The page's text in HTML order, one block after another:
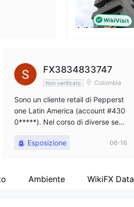
FX3834833747
Non verificato Colombia
Sono un cliente retail di Pepperst
one Latin America (account #430
0*****). Nel corso di diverse setti
emi: 1. ERRORI INTERNI CONFER
PUSD, US500 e XAUUSD sono st
Esposizione 06-16
Ambiente WikiFX Data